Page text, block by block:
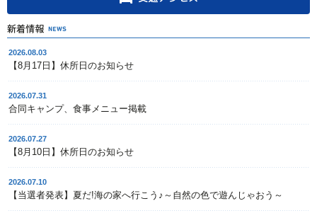
2026.08.03
【8月17日】休所日のお知らせ
2026.07.31
合同キャンプ、食事メニュー掲載
2026.07.27
【8月10日】休所日のお知らせ
2026.07.10
【当選者発表】夏だ!海の家へ行こう♪～自然の色で遊んじゃおう～